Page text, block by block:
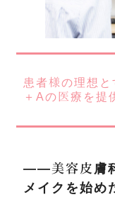
患者様の理想と
＋Αの医療を提
――美容皮膚
メイクを始め